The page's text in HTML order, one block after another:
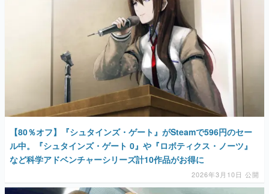
その他
電ファミニコゲーマーとは？
運営：株式会社マレ
【80％オフ】『シュタインズ・ゲート』がSteamで596円のセー
ル中。『シュタインズ・ゲート 0』や『ロボティクス・ノーツ』
など科学アドベンチャーシリーズ計10作品がお得に
2026年3月10日 公開